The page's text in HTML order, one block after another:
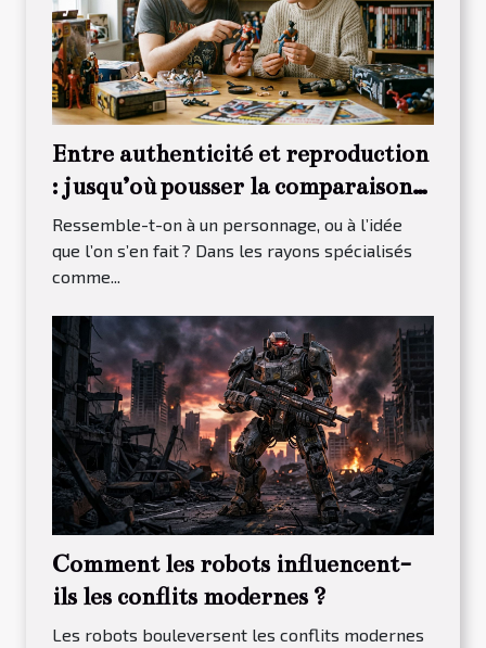
Entre authenticité et reproduction
: jusqu’où pousser la comparaison
des figurines ?
Ressemble-t-on à un personnage, ou à l’idée
que l’on s’en fait ? Dans les rayons spécialisés
comme...
Comment les robots influencent-
ils les conflits modernes ?
Les robots bouleversent les conflits modernes